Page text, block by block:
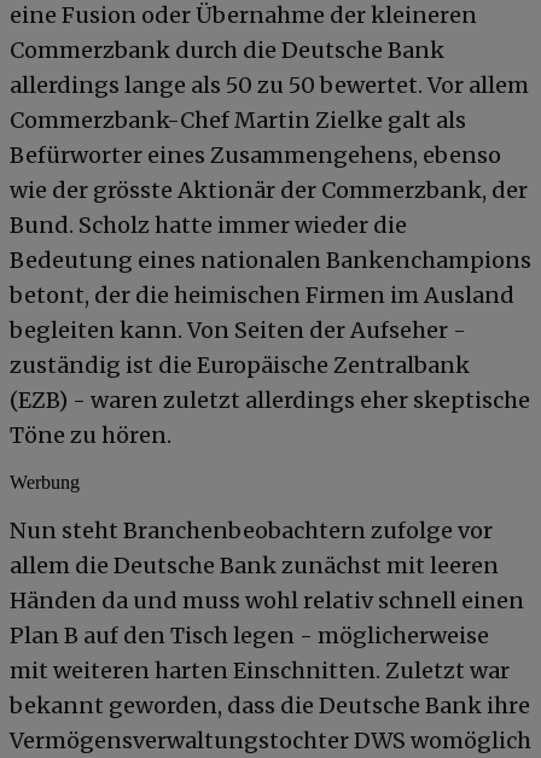
eine Fusion oder Übernahme der kleineren
Commerzbank durch die Deutsche Bank
allerdings lange als 50 zu 50 bewertet. Vor allem
Commerzbank-Chef Martin Zielke galt als
Befürworter eines Zusammengehens, ebenso
wie der grösste Aktionär der Commerzbank, der
Bund. Scholz hatte immer wieder die
Bedeutung eines nationalen Bankenchampions
betont, der die heimischen Firmen im Ausland
begleiten kann. Von Seiten der Aufseher -
zuständig ist die Europäische Zentralbank
(EZB) - waren zuletzt allerdings eher skeptische
Töne zu hören.
Werbung
Nun steht Branchenbeobachtern zufolge vor
allem die Deutsche Bank zunächst mit leeren
Händen da und muss wohl relativ schnell einen
Plan B auf den Tisch legen - möglicherweise
mit weiteren harten Einschnitten. Zuletzt war
bekannt geworden, dass die Deutsche Bank ihre
Vermögensverwaltungstochter DWS womöglich